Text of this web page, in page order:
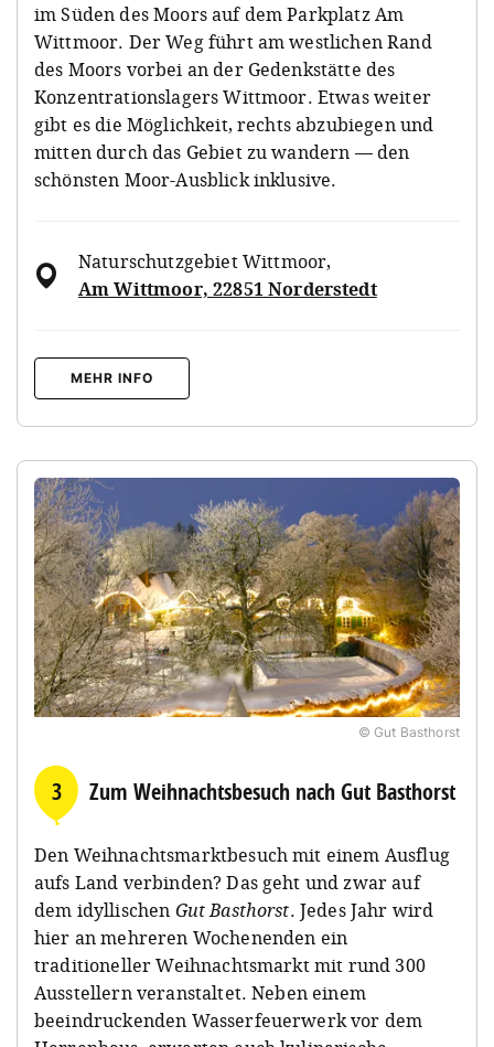
im Süden des Moors auf dem Parkplatz Am
Wittmoor. Der Weg führt am westlichen Rand
des Moors vorbei an der Gedenkstätte des
Konzentrationslagers Wittmoor. Etwas weiter
gibt es die Möglichkeit, rechts abzubiegen und
mitten durch das Gebiet zu wandern — den
schönsten Moor-Ausblick inklusive.
Naturschutzgebiet Wittmoor,
Am Wittmoor, 22851 Norderstedt
MEHR INFO
© Gut Basthorst
3 Zum Weihnachtsbesuch nach Gut Basthorst
Den Weihnachtsmarktbesuch mit einem Ausflug
aufs Land verbinden? Das geht und zwar auf
dem idyllischen Gut Basthorst. Jedes Jahr wird
hier an mehreren Wochenenden ein
traditioneller Weihnachtsmarkt mit rund 300
Ausstellern veranstaltet. Neben einem
beeindruckenden Wasserfeuerwerk vor dem